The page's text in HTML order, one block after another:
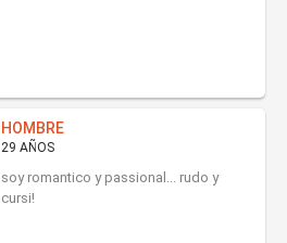
HOMBRE
29 AÑOS
soy romantico y passional... rudo y
cursi!